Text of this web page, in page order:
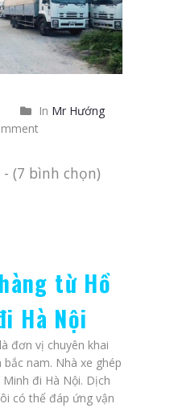
In Mr Hướng
- (7 bình chọn)
từ Hồ
Hà Nội
là đơn vị chuyên khai
nam. Nhà xe ghép
đi Hà Nội. Dịch
có thể đáp ứng vận